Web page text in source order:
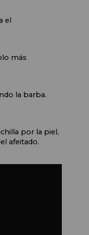
el
más
la barba.
por la piel,
afeitado.